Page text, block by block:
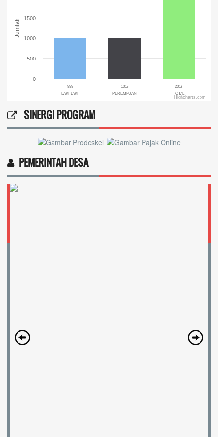
Jumlah
999
LAKI-LAKI
1019
PEREMPUAN
2018
TOTAL
0
500
1000
1500
Highcharts.com
SINERGI PROGRAM
PEMERINTAH DESA